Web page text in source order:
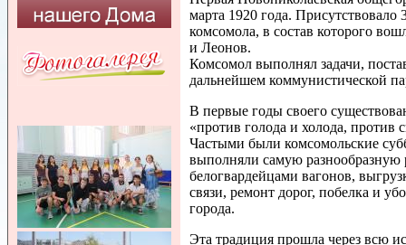
марта 1920 года.
комсомола, в состав которого
и Леонов.
Комсомол выполнял задачи,
дальнейшем коммунистической
В первые годы своего
«против голода и холода, против
Частыми были комсомольские
выполняли самую разнообразную
белогвардейцами вагонов,
связи, ремонт дорог, побелка и
города.
Эта традиция прошла через всю